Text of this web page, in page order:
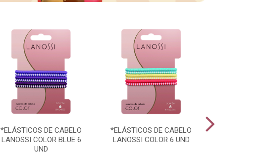
*ELÁSTICOS DE CABELO
LANOSSI COLOR BLUE 6
UND
*ELÁSTICOS DE CABELO
LANOSSI COLOR 6 UND